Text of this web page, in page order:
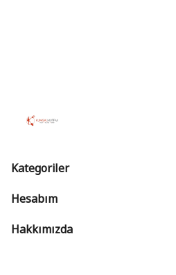
Kategoriler
Hesabım
Hakkımızda